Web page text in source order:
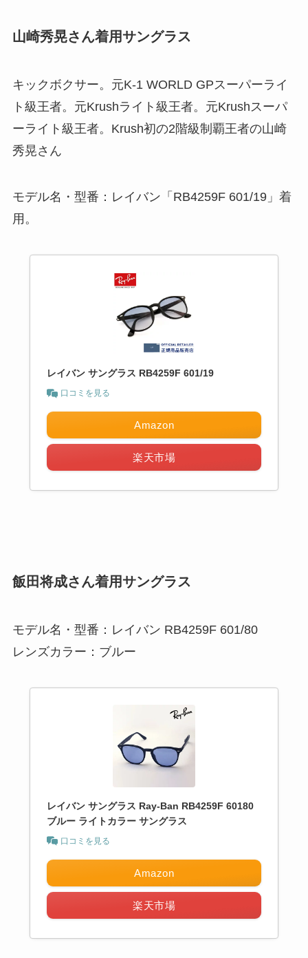
山崎秀晃さん着用サングラス
キックボクサー。元K-1 WORLD GPスーパーライ
ト級王者。元Krushライト級王者。元Krushスーパ
ーライト級王者。Krush初の2階級制覇王者の山崎
秀晃さん
モデル名・型番：レイバン「RB4259F 601/19」着
用。
レイバン サングラス RB4259F 601/19
口コミを見る
Amazon
楽天市場
飯田将成さん着用サングラス
モデル名・型番：レイバン RB4259F 601/80
レンズカラー：ブルー
レイバン サングラス Ray-Ban RB4259F 60180
ブルー ライトカラー サングラス
口コミを見る
Amazon
楽天市場